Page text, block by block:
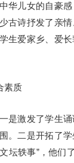
华儿女的自豪
古诗抒发了亲情
生爱家乡、爱
素质
是激发了学生
。二是开拓了
坛轶事”，他们